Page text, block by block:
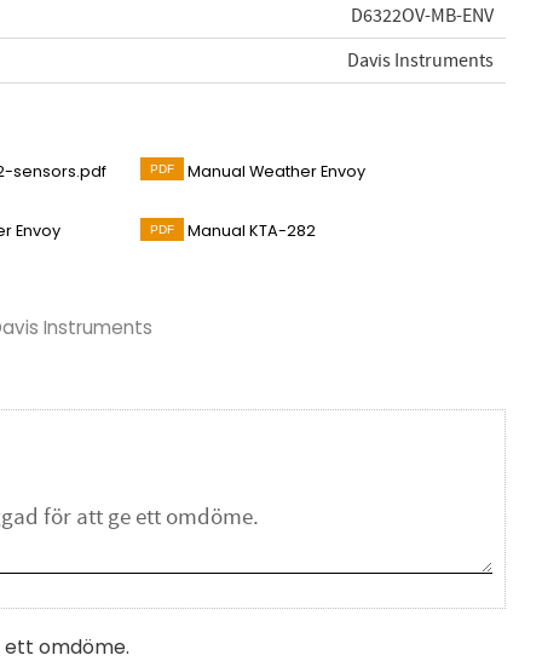
D6322OV-MB-ENV
Davis Instruments
sensors.pdf Manual Weather Envoy
Envoy Manual KTA-282
Instruments
omdöme.